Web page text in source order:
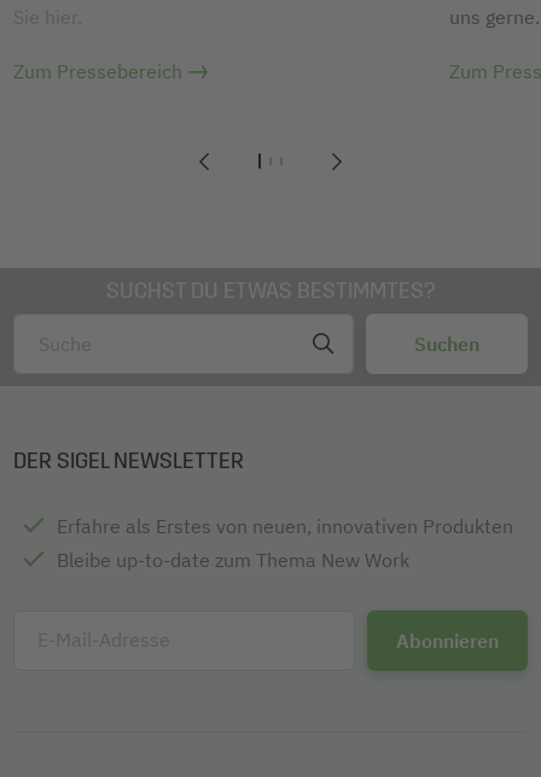
123
Sie hier.
Zum Pressebereich
uns gerne.
Zum
SUCHST DU ETWAS BESTIMMTES?
DER SIGEL NEWSLETTER
Erfahre als Erstes von neuen, innovativen Produkten
Bleibe up-to-date zum Thema New Work
E-Mail-Adresse